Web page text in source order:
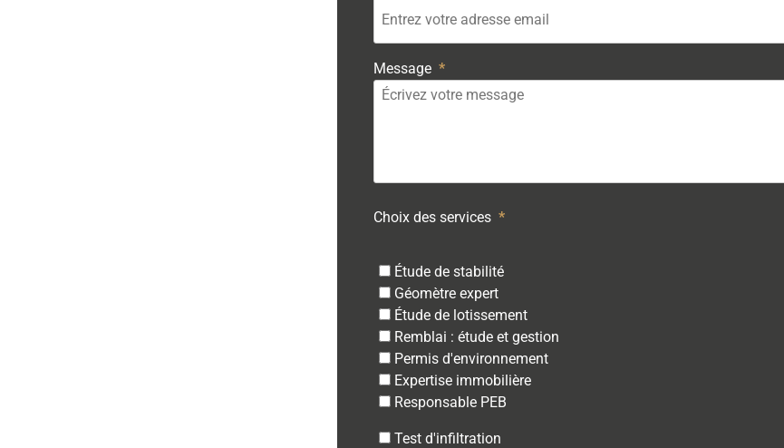
Message
Choix des services
Étude de stabilité
Géomètre expert
Étude de lotissement
Remblai : étude et gestion
Permis d'environnement
Expertise immobilière
Responsable PEB
Test d'infiltration